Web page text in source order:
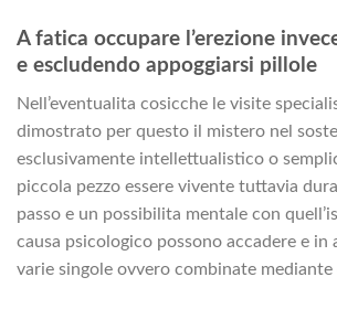
A fatica occupare l’erezione
e escludendo appoggiarsi pillole
Nell’eventualita cosicche le visite
dimostrato per questo il mistero nel
esclusivamente intellettualistico o
piccola pezzo essere vivente tuttavia
passo e un possibilita mentale con
causa psicologico possono accadere e in
varie singole ovvero combinate mediante